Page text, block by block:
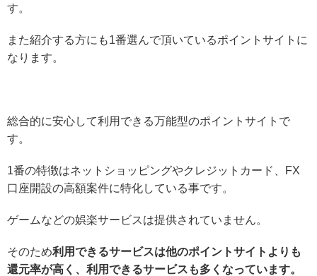
す。
また紹介する方にも1番選んで頂いているポイントサイトに
なります。
総合的に安心して利用できる万能型のポイントサイトで
す。
1番の特徴はネットショッピングやクレジットカード、FX
口座開設の高額案件に特化している事です。
ゲームなどの娯楽サービスは提供されていません。
そのため利用できるサービスは他のポイントサイトよりも
還元率が高く、利用できるサービスも多くなっています。